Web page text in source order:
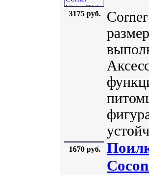
3175 руб.
1670 руб.